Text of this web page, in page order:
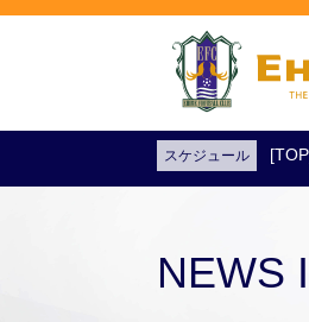
試合日程・結
スケジュール
NEWS